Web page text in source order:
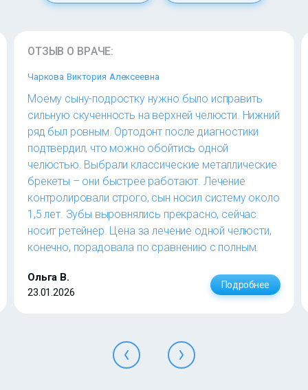
ОТЗЫВ О ВРАЧЕ:
Чаркова Виктория Алексеевна
Моему сыну-подростку нужно было исправить
сильную скученность на верхней челюсти. Нижний
ряд был ровным. Ортодонт после диагностики
подтвердил, что можно обойтись одной
челюстью. Выбрали классические металлические
брекеты – они быстрее работают. Лечение
контролировали строго, сын носил систему около
1,5 лет. Зубы выровнялись прекрасно, сейчас
носит ретейнер. Цена за лечение одной челюсти,
конечно, порадовала по сравнению с полным.
Ольга В.
23.01.2026
Подробнее